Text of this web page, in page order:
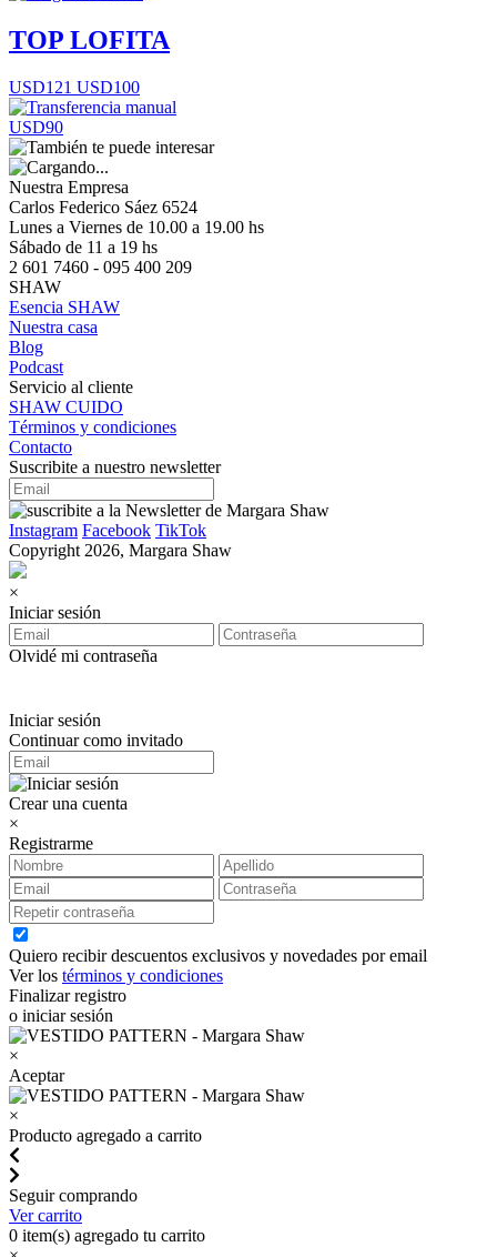
TOP LOFITA
USD121 USD100
USD90
Nuestra Empresa
Carlos Federico Sáez 6524
Lunes a Viernes de 10.00 a 19.00 hs
Sábado de 11 a 19 hs
2 601 7460 - 095 400 209
SHAW
Esencia SHAW
Nuestra casa
Blog
Podcast
Servicio al cliente
SHAW CUIDO
Términos y condiciones
Contacto
Suscribite a nuestro newsletter
Instagram Facebook TikTok
Copyright 2026, Margara Shaw
×
Iniciar sesión
Olvidé mi contraseña
Iniciar sesión
Continuar como invitado
Crear una cuenta
×
Registrarme
Quiero recibir descuentos exclusivos y novedades por email
Ver los términos y condiciones
Finalizar registro
o iniciar sesión
×
Aceptar
×
Producto agregado a carrito
Seguir comprando
Ver carrito
0 item(s) agregado tu carrito